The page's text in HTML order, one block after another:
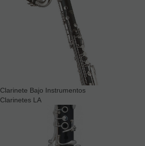
Clarinete Bajo Instrumentos
Clarinetes LA